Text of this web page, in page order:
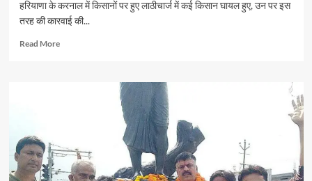
सैकिया
हरियाणा के करनाल में किसानों पर हुए लाठीचार्ज में कई किसान घायल हुए, उन पर इस
तरह की कारवाई की...
Read MoreRead
बर्बरतापूर्वक
चार्ज